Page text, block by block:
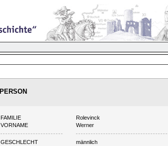
PERSON
FAMILIE
Rolevinck
VORNAME
Werner
GESCHLECHT
männlich